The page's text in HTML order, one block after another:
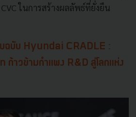
ในการสร้างผลลัพธ์ที่ยั่งยืน
ฉบับ Hyundai CRADLE :
าวข้ามกำแพง R&D สู่โลกแห่ง